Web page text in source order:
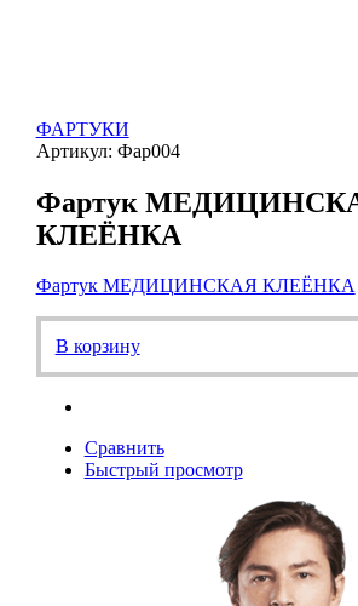
ФАРТУКИ
Артикул: Фар004
Фартук
КЛЕЁНКА
Фартук МЕДИЦИНСКАЯ КЛЕЁНКА
В корзину
Сравнить
Быстрый просмотр